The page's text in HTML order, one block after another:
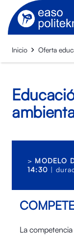
Inicio Oferta
> MODELO
14:30 |
La